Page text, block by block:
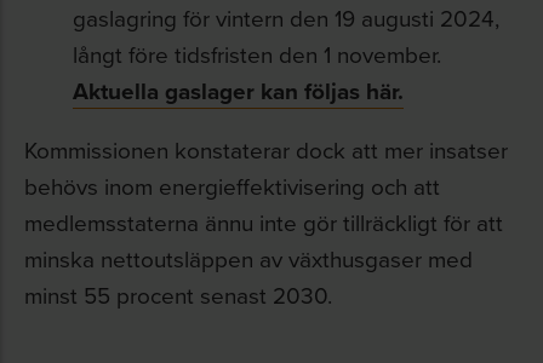
gaslagring för vintern den 19 augusti 2024,
långt före tidsfristen den 1 november.
Aktuella gaslager kan följas här.
Kommissionen konstaterar dock att mer insatser
behövs inom energieffektivisering och att
medlemsstaterna ännu inte gör tillräckligt för att
minska nettoutsläppen av växthusgaser med
minst 55 procent senast 2030.